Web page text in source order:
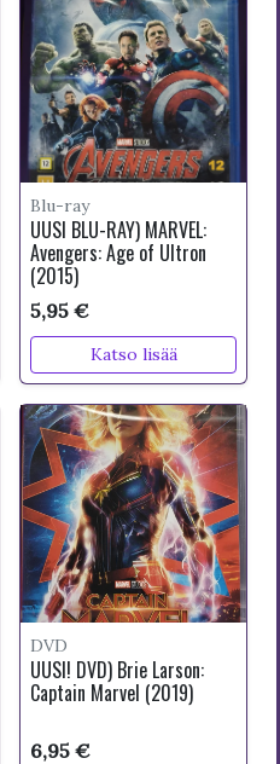
Blu-ray
UUSI BLU-RAY) MARVEL:
Avengers: Age of Ultron
(2015)
5,95 €
Katso lisää
DVD
UUSI! DVD) Brie Larson:
Captain Marvel (2019)
6,95 €